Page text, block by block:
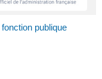
publique